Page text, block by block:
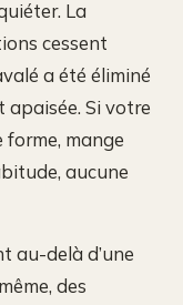
La
cessent
a été éliminé
apaisée. Si votre
mange
aucune
au-delà d’une
des